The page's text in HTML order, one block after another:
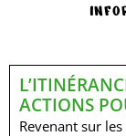
ACTIONS
Revenant sur